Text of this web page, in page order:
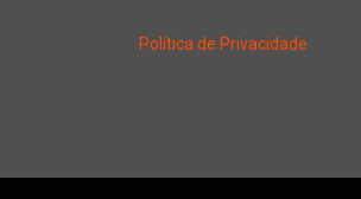
Política de Privacidade